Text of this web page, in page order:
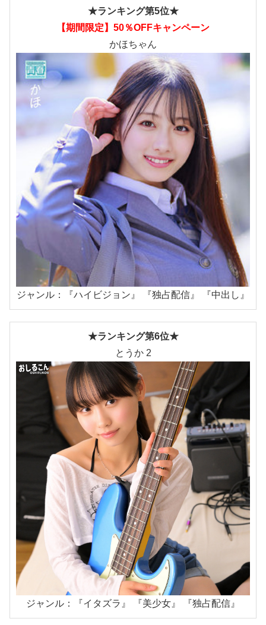
★ランキング第5位★
【期間限定】50％OFFキャンペーン
かほちゃん
ジャンル：『ハイビジョン』 『独占配信』 『中出し』
★ランキング第6位★
とうか 2
ジャンル：『イタズラ』 『美少女』 『独占配信』